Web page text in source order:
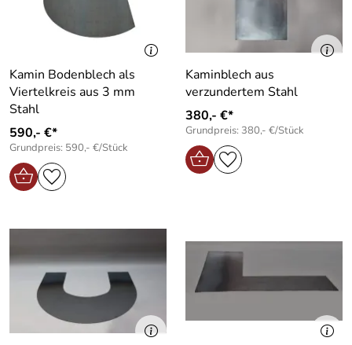
Kamin Bodenblech als
Viertelkreis aus 3 mm
Stahl
590,- €*
Grundpreis: 590,- €/Stück
Kaminblech aus
verzundertem Stahl
380,- €*
Grundpreis: 380,- €/Stück